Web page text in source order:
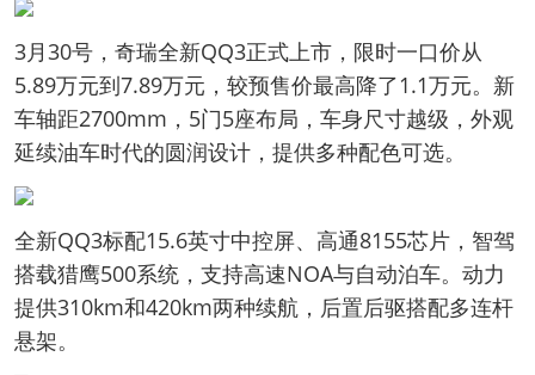
3月30号，奇瑞全新QQ3正式上市，限时一口价从
5.89万元到7.89万元，较预售价最高降了1.1万元。新
车轴距2700mm，5门5座布局，车身尺寸越级，外观
延续油车时代的圆润设计，提供多种配色可选。
全新QQ3标配15.6英寸中控屏、高通8155芯片，智驾
搭载猎鹰500系统，支持高速NOA与自动泊车。动力
提供310km和420km两种续航，后置后驱搭配多连杆
悬架。